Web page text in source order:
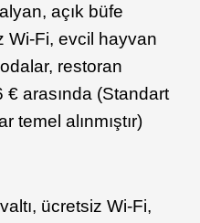
açık büfe
Wi-Fi, evcil hayvan
restoran
arasında (Standart
temel alınmıştır)
ücretsiz Wi-Fi,